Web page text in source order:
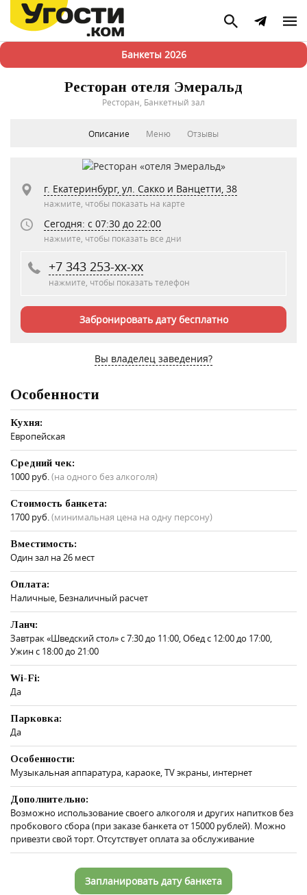
Банкеты 2026
Ресторан отеля Эмеральд
Ресторан, Банкетный зал
Описание Меню Отзывы
г. Екатеринбург, ул. Сакко и Ванцетти, 38
нажмите, чтобы показать на карте
Сегодня: c 07:30 до 22:00
нажмите, чтобы показать все дни
+7 343 253-xx-xx
нажмите, чтобы показать телефон
Забронировать дату бесплатно
Вы владелец заведения?
Особенности
Кухня:
Европейская
Средний чек:
1000 руб.(на одного без алкоголя)
Стоимость банкета:
1700 руб.(минимальная цена на одну персону)
Вместимость:
Один зал на 26 мест
Оплата:
Наличные, Безналичный расчет
Ланч:
Завтрак «Шведский стол» с 7:30 до 11:00, Обед с 12:00 до 17:00,
Ужин с 18:00 до 21:00
Wi-Fi:
Да
Парковка:
Да
Особенности:
Музыкальная аппаратура, караоке, TV экраны, интернет
Дополнительно:
Возможно использование своего алкоголя и других напитков без
пробкового сбора (при заказе банкета от 15000 рублей). Можно
привезти свой торт. Отсутствует оплата за обслуживание
Запланировать дату банкета